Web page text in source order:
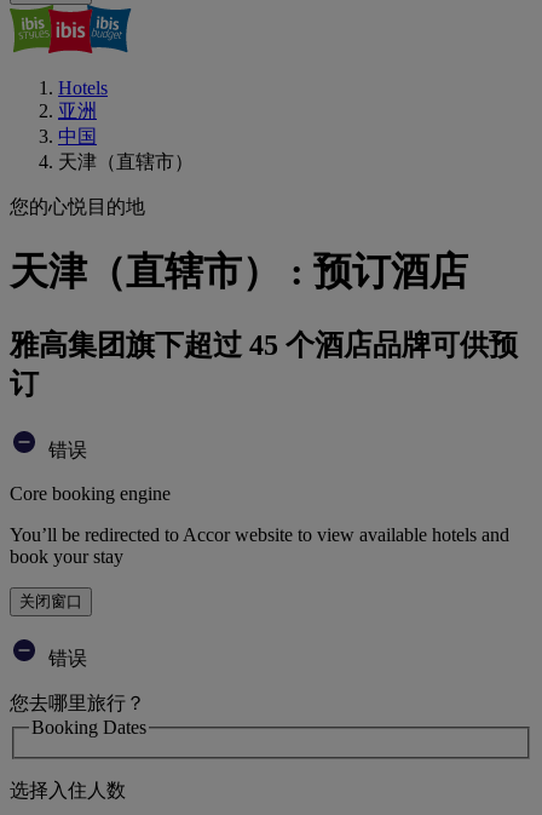
Hotels
亚洲
中国
天津（直辖市）
您的心悦目的地
天津（直辖市） : 预订酒店
雅高集团旗下超过 45 个酒店品牌可供预
订
错误
Core booking engine
You’ll be redirected to Accor website to view available hotels and
book your stay
关闭窗口
错误
您去哪里旅行？
Booking Dates
选择入住人数